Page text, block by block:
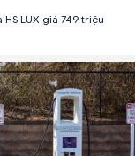
LUX giá 749 triệu